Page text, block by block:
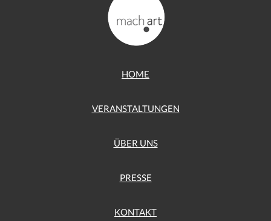
HOME
VERANSTALTUNGEN
ÜBER UNS
PRESSE
KONTAKT